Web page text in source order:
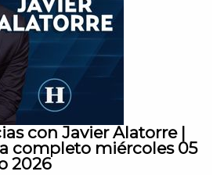
con Javier Alatorre |
completo miércoles 05
2026